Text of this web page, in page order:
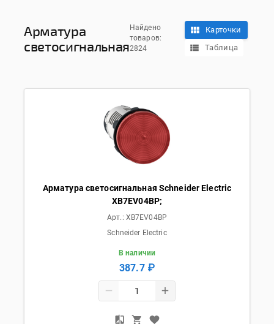
Арматура
светосигнальная
Найдено
товаров:
2824
Карточки
Таблица
Арматура светосигнальная Schneider Electric
XB7EV04BP;
Арт.: XB7EV04BP
Schneider Electric
В наличии
387.7 ₽